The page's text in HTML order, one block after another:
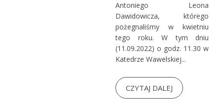
Antoniego Leona
Dawidowicza, którego
pożegnaliśmy w kwietniu
tego roku. W tym dniu
(11.09.2022) o godz. 11.30 w
Katedrze Wawelskiej...
CZYTAJ DALEJ